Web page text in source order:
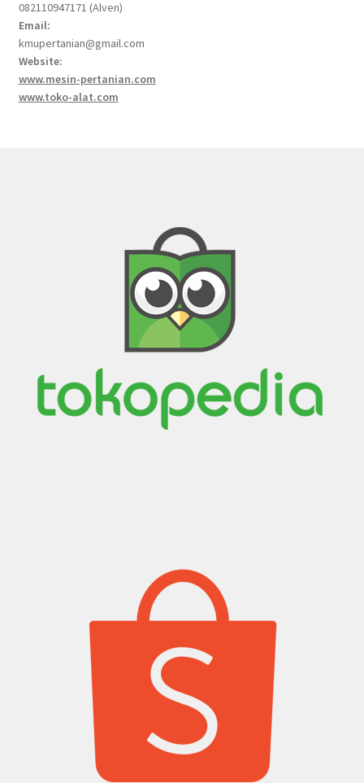
082110947171 (Alven)
Email:
kmupertanian@gmail.com
Website:
www.mesin-pertanian.com
www.toko-alat.com